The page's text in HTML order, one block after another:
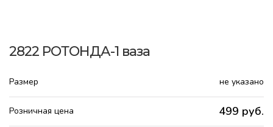
2822 РОТОНДА-1 ваза
Размер не указано
Розничная цена 499 руб.